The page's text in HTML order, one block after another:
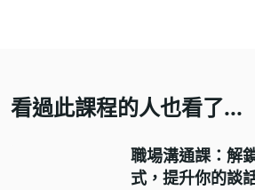
看過此課程的人也看了...
職場溝通課：解
式，提升你的談